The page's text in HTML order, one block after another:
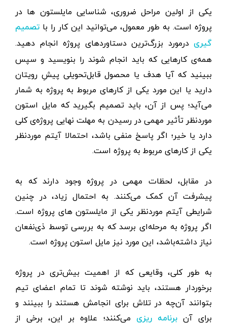
یکی از اولین مراحل ضروری، شناسایی مایلستون ها در
پروژه است. به ‌طور معمول، می‌توانید این کار را با تصمیم
گیری درمورد بزرگ‌ترین دستاوردهای پروژه انجام دهید.
همه‌ی کارهایی که باید انجام شوند را بنویسید و سپس
ببینید که آیا هدف یا محصول قابل‌تحویلی پیشِ رویتان
دارید یا این مورد یکی از کارهای مربوط به پروژه به شمار
می‌آید؛ پس از آن، باید تصمیم بگیرید که مایل استون
موردنظر تأثیر مهمی در رسیدن به مهلت نهایی پروژه‌ی کلی
دارد یا خیر؛ اگر پاسخ منفی باشد، احتمالا آیتم موردنظر
یکی از کارهای مربوط به پروژه است.
در مقابل، لحظات مهمی در پروژه وجود دارند که به
پیشرفت آن کمک می‌کنند. به احتمال زیاد، در چنین
شرایطی آیتم موردنظر یکی از مایلستون های پروژه است.
اگر پروژه به مرحله‌ای برسد که به بررسی توسط ذی‌نفعان
نیاز داشته‌باشد، این مورد نیز مایل استون‌ پروژه است.
به‌ طور کلی، وقایعی که از اهمیت بیش‌تری در پروژه
برخوردار هستند، باید نوشته شوند تا تمام اعضای تیم
بتوانند آن‌چه در تلاش برای انجامش هستند را ببینند و
برای آنبرنامه ریزی می‌کنند؛ علاوه بر این، برخی از